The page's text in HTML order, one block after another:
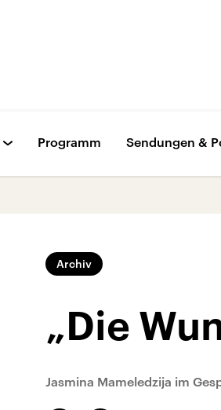
Programm Sendungen &
Archiv
„Die
Jasmina Mameledzija im